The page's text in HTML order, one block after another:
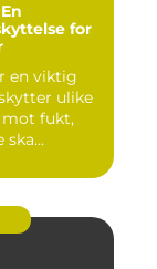
for
en viktig
ulike
fukt,
ska...